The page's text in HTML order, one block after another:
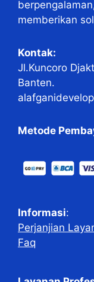
memberikan
Kontak:
Jl.Kuncoro
Banten.
Metode
Informasi:
Perjanjian
Faq